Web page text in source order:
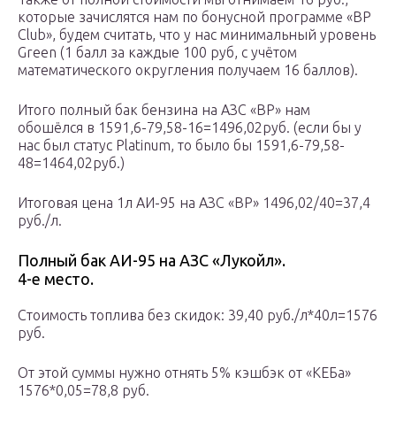
которые зачислятся нам по бонусной программе «BP
Club», будем считать, что у нас минимальный уровень
Green (1 балл за каждые 100 руб, с учётом
математического округления получаем 16 баллов).
Итого полный бак бензина на АЗС «BP» нам
обошёлся в 1591,6-79,58-16=1496,02руб. (если бы у
нас был статус Platinum, то было бы 1591,6-79,58-
48=1464,02руб.)
Итоговая цена 1л АИ-95 на АЗС «BP» 1496,02/40=37,4
руб./л.
Полный бак АИ-95 на АЗС «Лукойл».
4-е место.
Стоимость топлива без скидок: 39,40 руб./л*40л=1576
руб.
От этой суммы нужно отнять 5% кэшбэк от «КЕБа»
1576*0,05=78,8 руб.